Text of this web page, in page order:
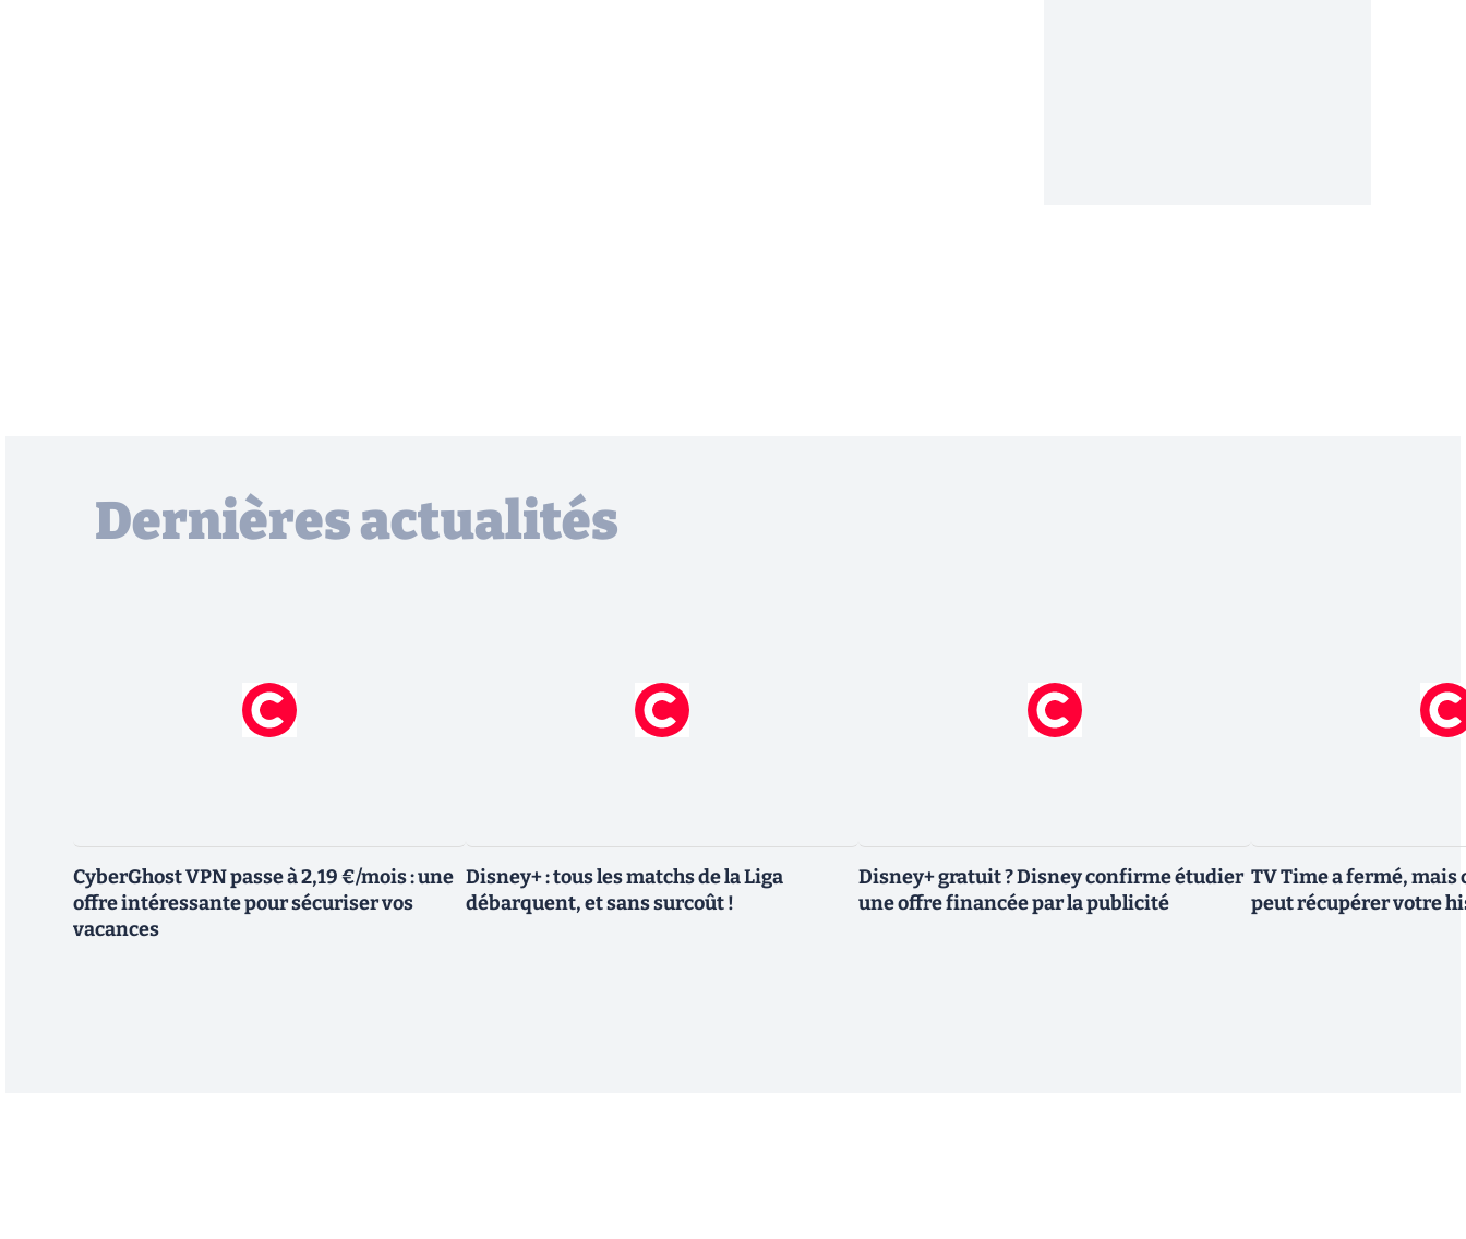
Dernières actualités
CyberGhost VPN passe à 2,19 €/mois : une
offre intéressante pour sécuriser vos
vacances
Disney+ : tous les matchs de la Liga
débarquent, et sans surcoût !
Disney+ gratuit ? Disney confirme étudier
une offre financée par la publicité
TV Time a fermé,
peut récupérer votre